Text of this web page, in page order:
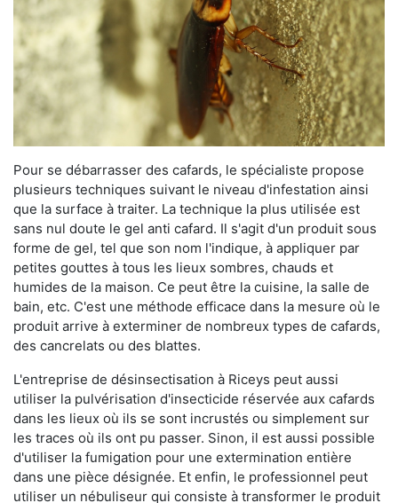
Pour se débarrasser des cafards, le spécialiste propose
plusieurs techniques suivant le niveau d'infestation ainsi
que la surface à traiter. La technique la plus utilisée est
sans nul doute le gel anti cafard. Il s'agit d'un produit sous
forme de gel, tel que son nom l'indique, à appliquer par
petites gouttes à tous les lieux sombres, chauds et
humides de la maison. Ce peut être la cuisine, la salle de
bain, etc. C'est une méthode efficace dans la mesure où le
produit arrive à exterminer de nombreux types de cafards,
des cancrelats ou des blattes.
L'entreprise de désinsectisation à Riceys peut aussi
utiliser la pulvérisation d'insecticide réservée aux cafards
dans les lieux où ils se sont incrustés ou simplement sur
les traces où ils ont pu passer. Sinon, il est aussi possible
d'utiliser la fumigation pour une extermination entière
dans une pièce désignée. Et enfin, le professionnel peut
utiliser un nébuliseur qui consiste à transformer le produit